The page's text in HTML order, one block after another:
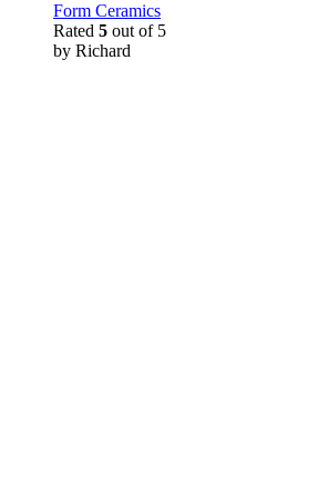
Form Ceramics
Rated 5 out of 5
by Richard